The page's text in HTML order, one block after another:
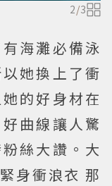
2/3
海灘必備泳
她換上了衝
的好身材在
曲線讓人驚
絲大讚。大
身衝浪衣 那